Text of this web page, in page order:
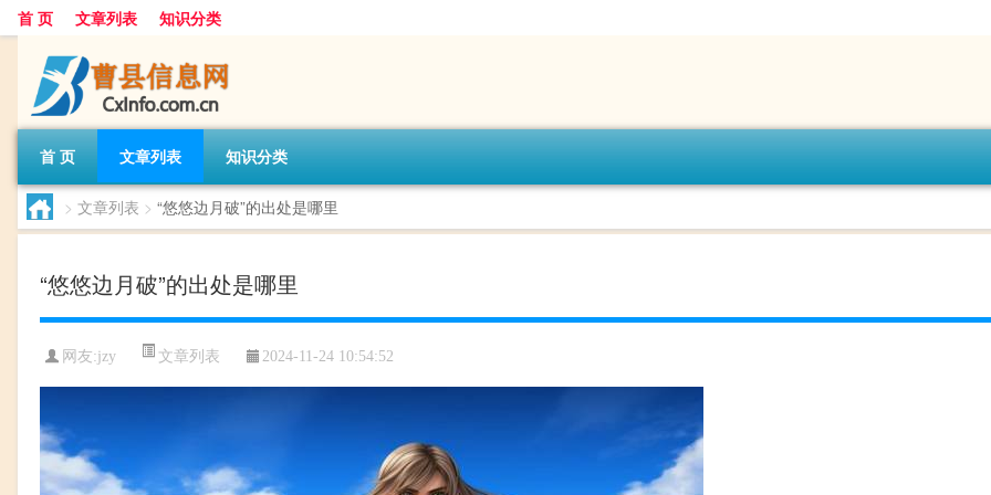
首 页 文章列表 知识分类
首 页 文章列表 知识分类
> 文章列表 > “悠悠边月破”的出处是哪里
“悠悠边月破”的出处是哪里
网友:jzy 文章列表 2024-11-24 10:54:52